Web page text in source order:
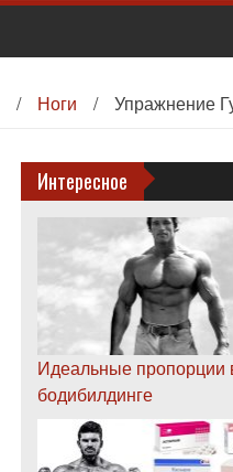
/ Ноги / Упражнение
Интересное
Идеальные пропорции
бодибилдинге